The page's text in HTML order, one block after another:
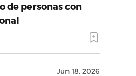
de personas con
Jun 18, 2026